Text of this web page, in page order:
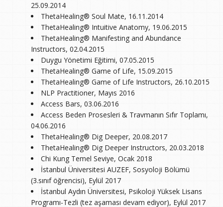
25.09.2014
ThetaHealing® Soul Mate, 16.11.2014
ThetaHealing® Intuitive Anatomy, 19.06.2015
ThetaHealing® Manifesting and Abundance
Instructors, 02.04.2015
Duygu Yönetimi Eğitimi, 07.05.2015
ThetaHealing® Game of Life, 15.09.2015
ThetaHealing® Game of Life Instructors, 26.10.2015
NLP Practitioner, Mayıs 2016
Access Bars, 03.06.2016
Access Beden Prosesleri & Travmanın Sıfır Toplamı,
04.06.2016
ThetaHealing® Dig Deeper, 20.08.2017
ThetaHealing® Dig Deeper Instructors, 20.03.2018
Chi Kung Temel Seviye, Ocak 2018
İstanbul Üniversitesi AUZEF, Sosyoloji Bölümü
(3.sınıf öğrencisi), Eylül 2017
İstanbul Aydın Üniversitesi, Psikoloji Yüksek Lisans
Programı-Tezli (tez aşaması devam ediyor), Eylül 2017